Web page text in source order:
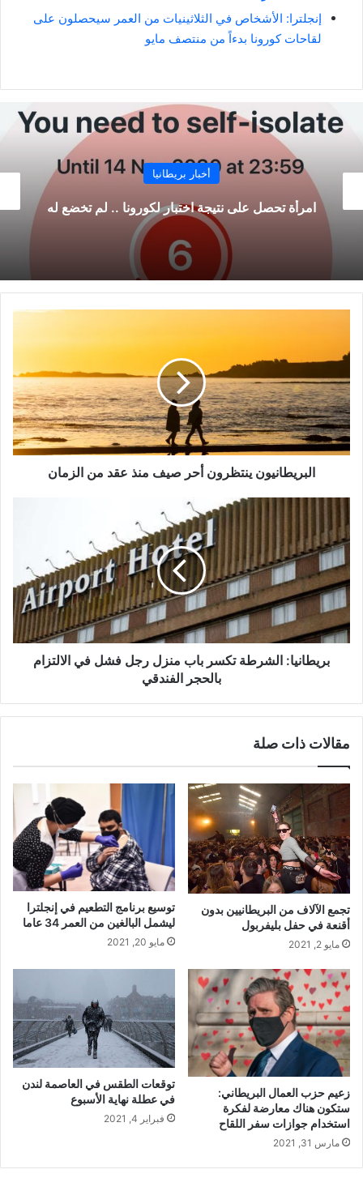
إنجلترا: الأشخاص في الثلاثينيات من العمر سيحصلون على
لقاحات كورونا بدءاً من منتصف مايو
أخبار بريطانيا
توقعات بارتفاع أسعار المواد الغذائية في بريطانيا
خلال عام 2021
أحر
منذ
عقد
من
الزمان
البريطانيون ينتظرون أحر صيف منذ عقد من الزمان
تكسر
باب
منزل
رجل
فشل
في
الالتزام
بالحجربريطانيا: الشرطة تكسر باب منزل رجل فشل في الالتزام
بالحجر الفندقي
مقالات ذات صلة
تجمع الآلاف من البريطانيين بدون
أقنعة في حفل بليفربول
مايو 2, 2021
توسيع برنامج التطعيم في إنجلترا
ليشمل البالغين من العمر 34 عاما
مايو 20, 2021
زعيم حزب العمال البريطاني:
ستكون هناك معارضة لفكرة
استخدام جوازات سفر اللقاح
مارس 31, 2021
توقعات الطقس في العاصمة لندن
في عطلة نهاية الأسبوع
فبراير 4, 2021